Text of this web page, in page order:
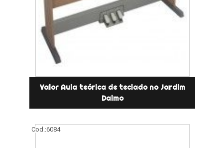
Valor Aula teórica de teclado no Jardim
Dalmo
Cod.:6084